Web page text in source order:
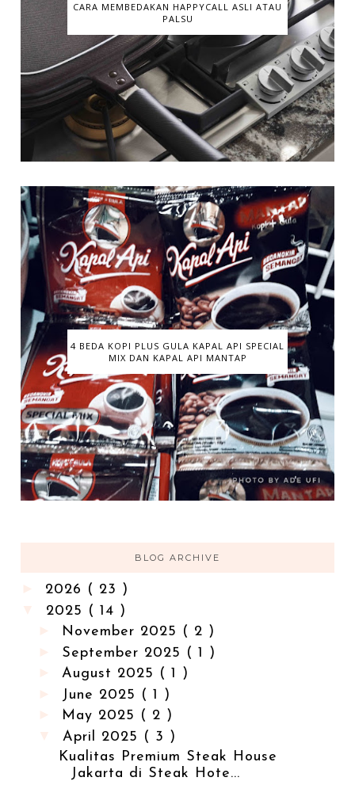
CARA MEMBEDAKAN HAPPYCALL ASLI ATAU
PALSU
4 BEDA KOPI PLUS GULA KAPAL API SPECIAL
MIX DAN KAPAL API MANTAP
BLOG ARCHIVE
2026 ( 23 )
2025 ( 14 )
November 2025 ( 2 )
September 2025 ( 1 )
►August 2025 ( 1 )
June 2025 ( 1 )
May 2025 ( 2 )
April 2025 ( 3 )
Kualitas Premium Steak House
Jakarta di Steak Hote...